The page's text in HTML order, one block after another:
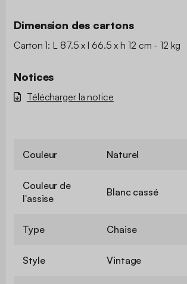
Dimension des cartons
Carton 1: L 87.5 x l 66.5 x h 12 cm - 12 kg
Notices
Télécharger la notice
Couleur Naturel
Couleur de
l'assise
Blanc cassé
Type Chaise
Style Vintage